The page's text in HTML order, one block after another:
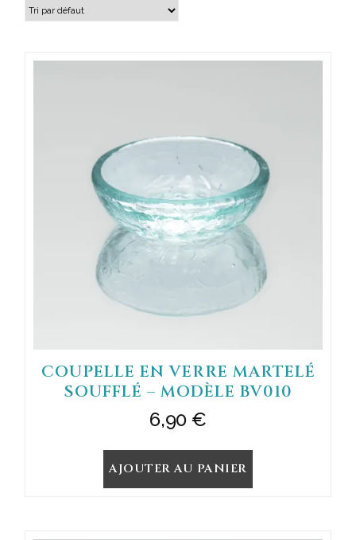
COUPELLE EN VERRE MARTELÉ
SOUFFLÉ – MODÈLE BV010
6,90 €
AJOUTER AU PANIER